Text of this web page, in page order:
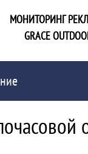
МОНИТОРИНГ
GRACE